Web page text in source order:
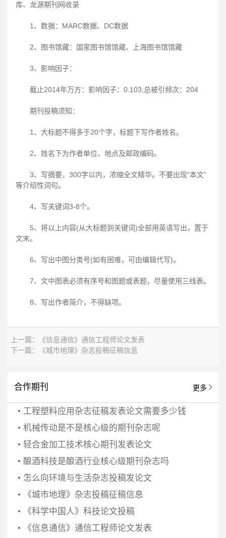
库、龙源期刊网收录
1、数据：MARC数据、DC数据
2、图书馆藏：国家图书馆馆藏、上海图书馆馆藏
3、影响因子：
截止2014年万方：影响因子：0.103;总被引频次：204
期刊投稿须知：
1、大标题不得多于20个字，标题下写作者姓名。
2、姓名下为作者单位、地点及邮政编码。
3、写摘要，300字以内，浓缩全文精华。不要出现“本文”
等介绍性词句。
4、写关键词3-8个。
5、将以上内容(从大标题到关键词)全部用英语写出，置于
文末。
6、写出中图分类号(如有困难，可由编辑代写)。
7、文中图表必须有序号和图题或表题，尽量使用三线表。
8、写出作者简介，不得缺项。
上一篇：
《信息通信》通信工程师论文发表
下一篇：
《城市地理》杂志投稿征稿信息
合作期刊 更多
• 工程塑料应用杂志征稿发表论文需要多少钱
• 机械传动是不是核心级的期刊杂志呢
• 轻合金加工技术核心期刊发表论文
• 酿酒科技是酿酒行业核心级期刊杂志吗
• 怎么向环境与生活杂志投稿发论文
•
《城市地理》杂志投稿征稿信息
•
《科学中国人》科技论文投稿
•
《信息通信》通信工程师论文发表